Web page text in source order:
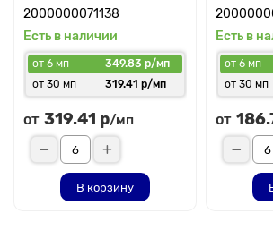
2000000071138
Есть в наличии
от 6 мп
349.83 р/мп
от 30 мп
319.41 р/мп
от 319.41 р/мп
В корзину
Есть в
от 6 мп
от 30 мп
от